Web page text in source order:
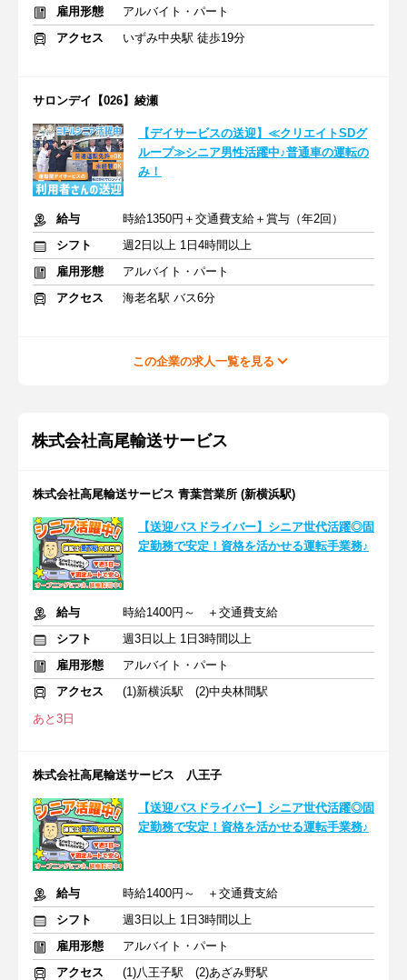
雇用形態
アルバイト・パート
アクセス
いずみ中央駅 徒歩19分
サロンデイ【026】綾瀬
【デイサービスの送迎】≪クリエイトSDグ
ループ≫シニア男性活躍中♪普通車の運転の
み！
給与
時給1350円＋交通費支給＋賞与（年2回）
シフト
週2日以上 1日4時間以上
雇用形態
アルバイト・パート
アクセス
海老名駅 バス6分
この企業の求人一覧を見る
株式会社高尾輸送サービス
株式会社高尾輸送サービス 青葉営業所 (新横浜駅)
【送迎バスドライバー】シニア世代活躍◎固
定勤務で安定！資格を活かせる運転手業務♪
給与
時給1400円～ ＋交通費支給
シフト
週3日以上 1日3時間以上
雇用形態
アルバイト・パート
アクセス
(1)新横浜駅 (2)中央林間駅
あと3日
株式会社高尾輸送サービス 八王子
【送迎バスドライバー】シニア世代活躍◎固
定勤務で安定！資格を活かせる運転手業務♪
給与
時給1400円～ ＋交通費支給
シフト
週3日以上 1日3時間以上
雇用形態
アルバイト・パート
アクセス
(1)八王子駅 (2)あざみ野駅